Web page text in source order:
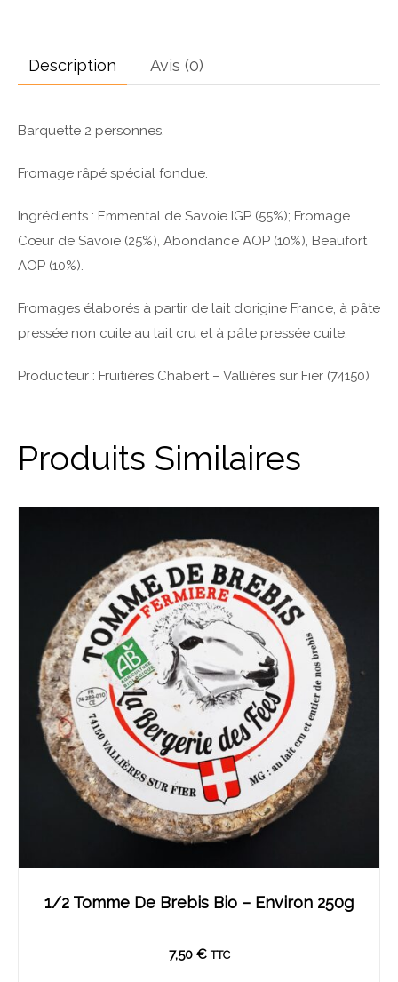
Description Avis (0)
Barquette 2 personnes.
Fromage râpé spécial fondue.
Ingrédients : Emmental de Savoie IGP (55%); Fromage
Cœur de Savoie (25%), Abondance AOP (10%), Beaufort
AOP (10%).
Fromages élaborés à partir de lait d’origine France, à pâte
pressée non cuite au lait cru et à pâte pressée cuite.
Producteur : Fruitières Chabert – Vallières sur Fier (74150)
Produits Similaires
1/2 Tomme De Brebis Bio – Environ 250g
7,50 € TTC